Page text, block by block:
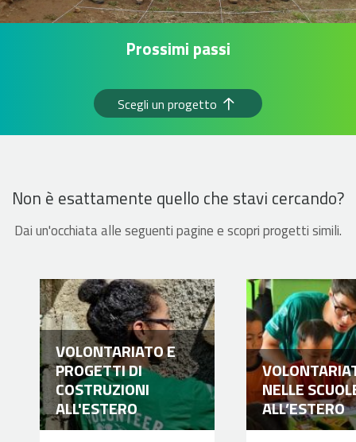
Prossimi passi
Scegli un progetto
Non è esattamente quello che stavi cercando?
Dai un'occhiata alle seguenti pagine e scopri progetti simili.
VOLONTARIATO E
PROGETTI DI
COSTRUZIONI
ALL'ESTERO
NELLE
ALL’ESTERO